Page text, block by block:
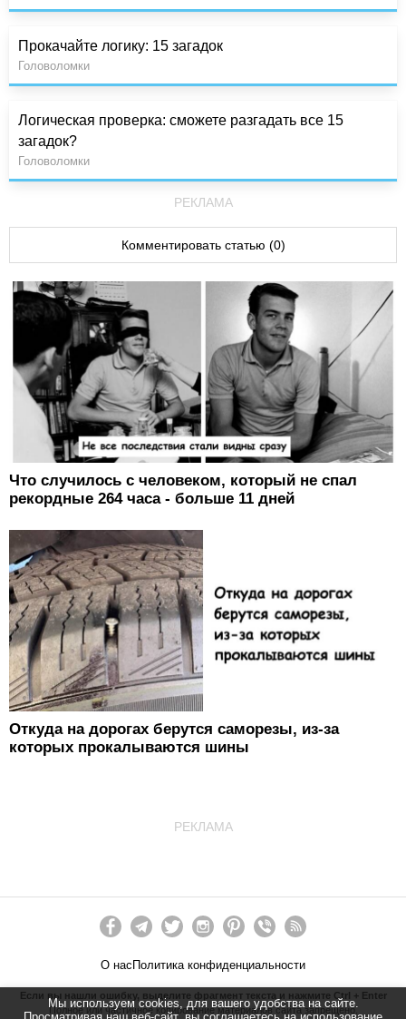
Мы используем cookies, для вашего удобства на сайте.
Прокачайте логику: 15 загадок
Головоломки
Логическая проверка: сможете разгадать все 15
загадок?
Головоломки
РЕКЛАМА
Комментировать статью (0)
Что случилось с человеком, который не спал
рекордные 264 часа - больше 11 дней
Откуда на дорогах берутся саморезы, из-за
которых прокалываются шины
РЕКЛАМА
О нас Политика конфиденциальности
Если вы нашли ошибку, выделите фрагмент текста и нажмите Ctrl + Enter
Полное или частичное копирование материалов сайта запрещено.